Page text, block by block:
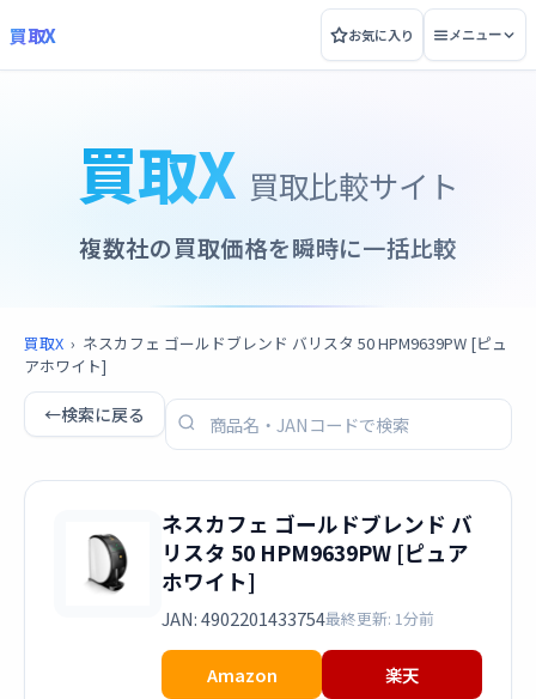
買取X お気に入り メニュー
買取X 買取比較サイト
複数社の買取価格を瞬時に一括比較
買取X › ネスカフェ ゴールドブレンド バリスタ 50 HPM9639PW [ピュ
アホワイト]
←検索に戻る
ネスカフェ ゴールドブレンド バ
リスタ 50 HPM9639PW [ピュア
ホワイト]
JAN: 4902201433754最終更新: 1分前
Amazon
楽天